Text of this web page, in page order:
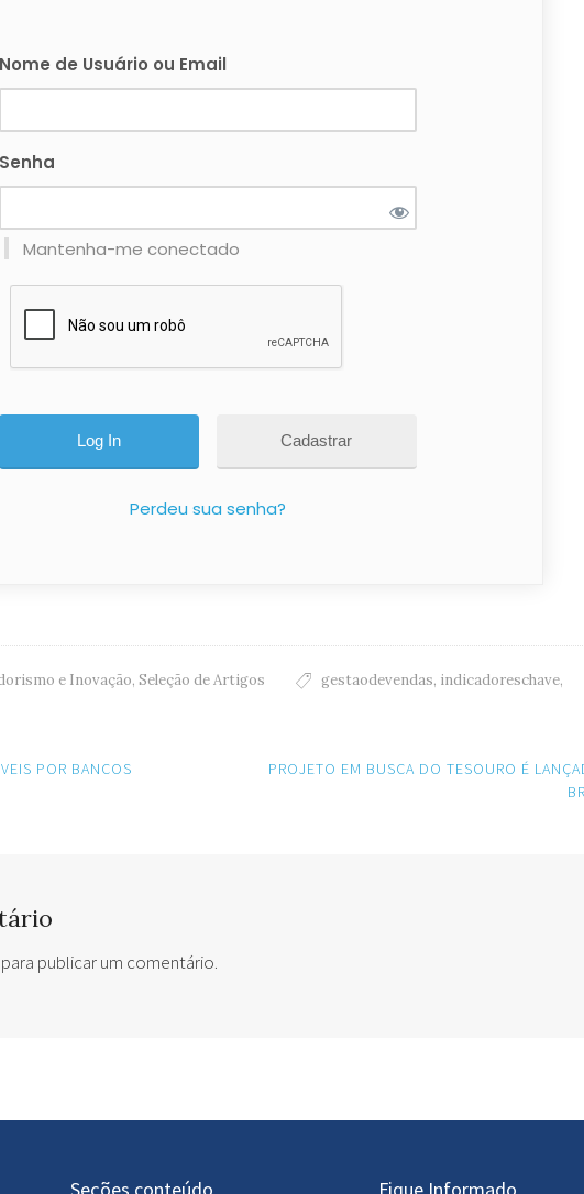
Nome de Usuário ou Email
Senha
Mantenha-me conectado
Cadastrar
Perdeu sua senha?
e Inovação, Seleção de Artigos gestaodevendas, indicadoreschave,
POR BANCOS
PROJETO EM BUSCA DO TESOURO É
para publicar um comentário.